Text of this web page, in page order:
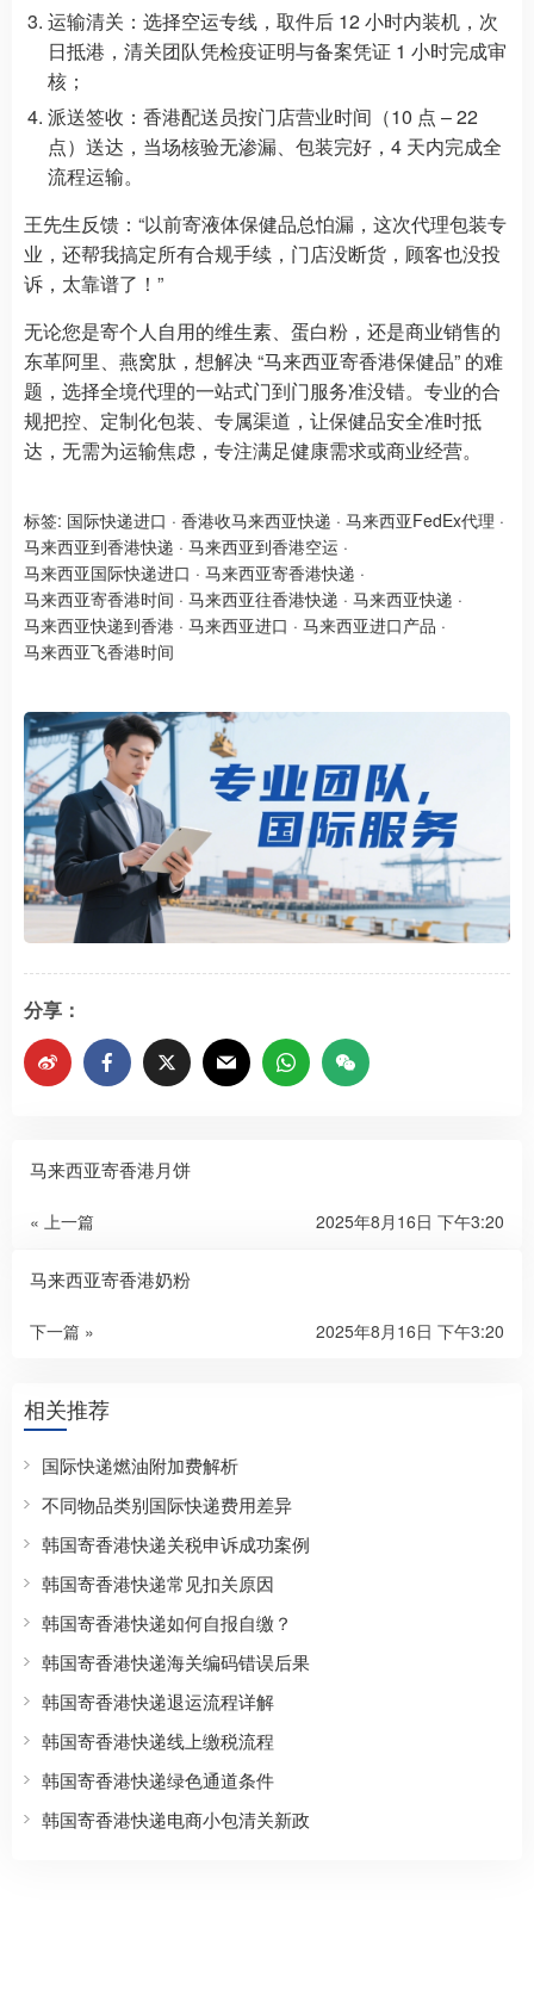
运输清关：选择空运专线，取件后 12 小时内装机，次
日抵港，清关团队凭检疫证明与备案凭证 1 小时完成审
核；
派送签收：香港配送员按门店营业时间（10 点 – 22
点）送达，当场核验无渗漏、包装完好，4 天内完成全
流程运输。
王先生反馈：“以前寄液体保健品总怕漏，这次代理包装专
业，还帮我搞定所有合规手续，门店没断货，顾客也没投
诉，太靠谱了！”
无论您是寄个人自用的维生素、蛋白粉，还是商业销售的
东革阿里、燕窝肽，想解决 “马来西亚寄香港保健品” 的难
题，选择全境代理的一站式门到门服务准没错。专业的合
规把控、定制化包装、专属渠道，让保健品安全准时抵
达，无需为运输焦虑，专注满足健康需求或商业经营。
标签: 国际快递进口 · 香港收马来西亚快递 · 马来西亚FedEx代理 ·
马来西亚到香港快递 · 马来西亚到香港空运 ·
马来西亚国际快递进口 · 马来西亚寄香港快递 ·
马来西亚寄香港时间 · 马来西亚往香港快递 · 马来西亚快递 ·
马来西亚快递到香港 · 马来西亚进口 · 马来西亚进口产品 ·
马来西亚飞香港时间
分享：
马来西亚寄香港月饼
« 上一篇 2025年8月16日 下午3:20
马来西亚寄香港奶粉
下一篇 » 2025年8月16日 下午3:20
相关推荐
国际快递燃油附加费解析
不同物品类别国际快递费用差异
韩国寄香港快递关税申诉成功案例
韩国寄香港快递常见扣关原因
韩国寄香港快递如何自报自缴？
韩国寄香港快递海关编码错误后果
韩国寄香港快递退运流程详解
韩国寄香港快递线上缴税流程
韩国寄香港快递绿色通道条件
韩国寄香港快递电商小包清关新政